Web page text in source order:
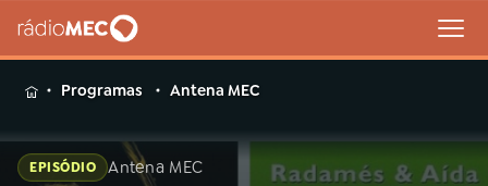
MENUProgramas Antena MEC
EPISÓDIO Antena MEC